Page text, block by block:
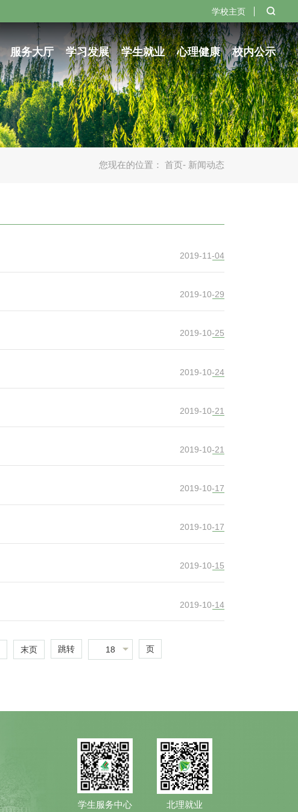
学校主页
服务大厅 学习发展 学生就业 心理健康 校内公示
您现在的位置： 首页- 新闻动态
2019-11-04
2019-10-29
2019-10-25
2019-10-24
2019-10-21
2019-10-21
2019-10-17
2019-10-17
2019-10-15
2019-10-14
末页 跳转 18 页
学生服务中心
北理就业